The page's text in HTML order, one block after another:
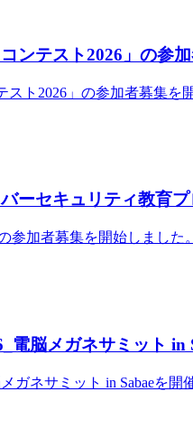
ンテスト2026」の参
スト2026」の参加者募集を
ーセキュリティ教育
参加者募集を開始しました。
脳メガネサミット in
ガネサミット in Sabaeを開